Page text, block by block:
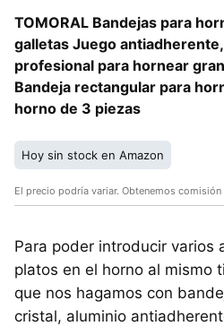
TOMORAL Bandejas para
galletas Juego
profesional para hornear
Bandeja rectangular para
horno de 3 piezas
Hoy sin stock en Amazon
El precio podría variar. Obtenemos
Para poder introducir varios
platos en el horno al mismo
que nos hagamos con
cristal, aluminio